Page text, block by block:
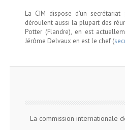
La CIM dispose d'un
déroulent aussi la plupart des
Potter (Flandre), en est
Jérôme Delvaux en est le chef (
La commission internationale